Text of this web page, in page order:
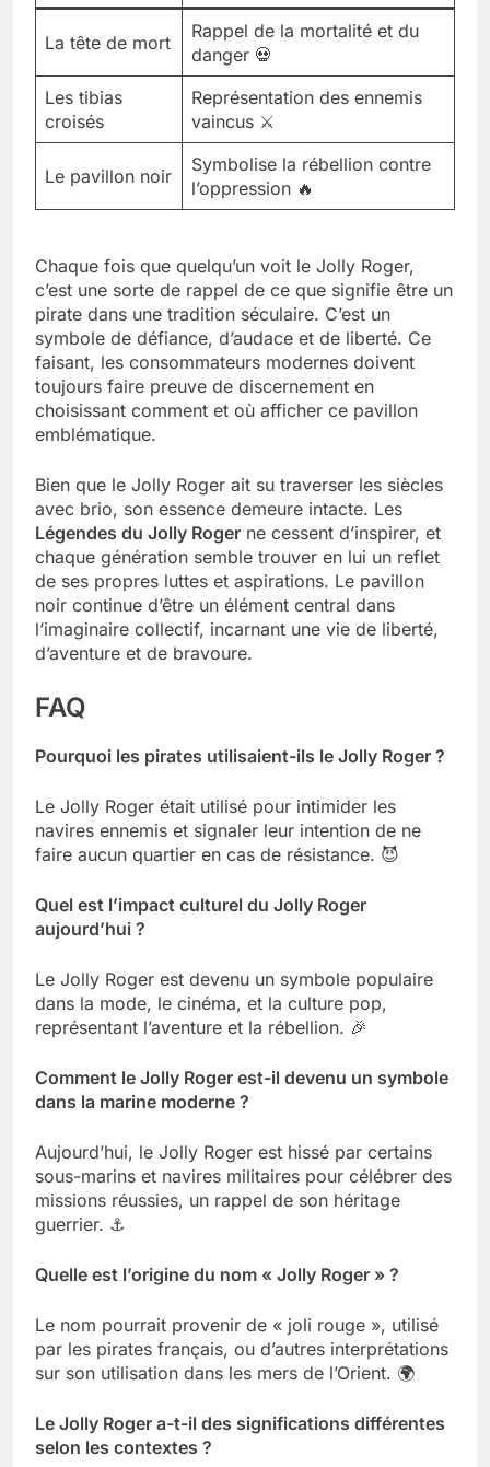
La tête de mort
Rappel de la mortalité et du
danger 💀
Les tibias
croisés
Représentation des ennemis
vaincus ⚔️
Le pavillon noir
Symbolise la rébellion contre
l’oppression 🔥
Chaque fois que quelqu’un voit le Jolly Roger,
c’est une sorte de rappel de ce que signifie être un
pirate dans une tradition séculaire. C’est un
symbole de défiance, d’audace et de liberté. Ce
faisant, les consommateurs modernes doivent
toujours faire preuve de discernement en
choisissant comment et où afficher ce pavillon
emblématique.
Bien que le Jolly Roger ait su traverser les siècles
avec brio, son essence demeure intacte. Les
Légendes du Jolly Roger ne cessent d’inspirer, et
chaque génération semble trouver en lui un reflet
de ses propres luttes et aspirations. Le pavillon
noir continue d’être un élément central dans
l’imaginaire collectif, incarnant une vie de liberté,
d’aventure et de bravoure.
FAQ
Pourquoi les pirates utilisaient-ils le Jolly Roger ?
Le Jolly Roger était utilisé pour intimider les
navires ennemis et signaler leur intention de ne
faire aucun quartier en cas de résistance. 😈
Quel est l’impact culturel du Jolly Roger
aujourd’hui ?
Le Jolly Roger est devenu un symbole populaire
dans la mode, le cinéma, et la culture pop,
représentant l’aventure et la rébellion. 🎉
Comment le Jolly Roger est-il devenu un symbole
dans la marine moderne ?
Aujourd’hui, le Jolly Roger est hissé par certains
sous-marins et navires militaires pour célébrer des
missions réussies, un rappel de son héritage
guerrier. ⚓️
Quelle est l’origine du nom « Jolly Roger » ?
Le nom pourrait provenir de « joli rouge », utilisé
par les pirates français, ou d’autres interprétations
sur son utilisation dans les mers de l’Orient. 🌍
Le Jolly Roger a-t-il des significations différentes
selon les contextes ?